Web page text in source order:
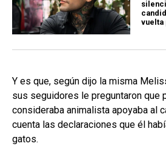
vuelta
Y es que, según dijo la misma
sus seguidores le preguntaron que
consideraba animalista apoyaba al
cuenta las declaraciones que él
gatos.